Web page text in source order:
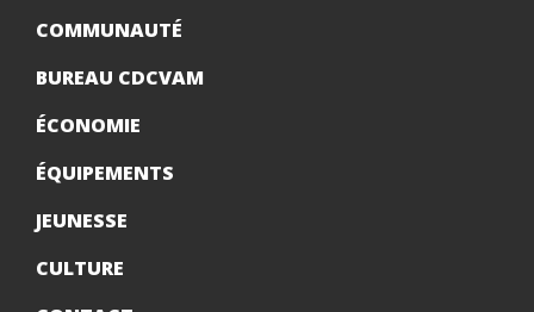
COMMUNAUTÉ
BUREAU CDCVAM
ÉCONOMIE
ÉQUIPEMENTS
JEUNESSE
CULTURE